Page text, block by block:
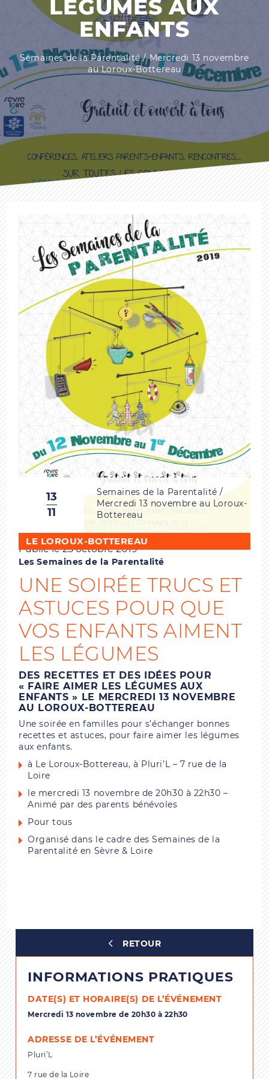
LÉGUMES AUX
ENFANTS
Semaines de la Parentalité / Mercredi 13 novembre
au Loroux-Bottereau
LE LOROUX-BOTTEREAU
13
11
Semaines de la Parentalité /
Mercredi 13 novembre au Loroux-
Bottereau
Publié le 25 octobre 2019
Les Semaines de la Parentalité
UNE SOIRÉE TRUCS ET
ASTUCES POUR QUE
VOS ENFANTS AIMENT
LES LÉGUMES
DES RECETTES ET DES IDÉES POUR
« FAIRE AIMER LES LÉGUMES AUX
ENFANTS » LE MERCREDI 13 NOVEMBRE
AU LOROUX-BOTTEREAU
Une soirée en familles pour s’échanger bonnes
recettes et astuces, pour faire aimer les légumes
aux enfants.
à Le Loroux-Bottereau, à Pluri’L – 7 rue de la
Loire
le mercredi 13 novembre de 20h30 à 22h30 –
Animé par des parents bénévoles
Pour tous
Organisé dans le cadre des Semaines de la
Parentalité en Sèvre & Loire
RETOUR
INFORMATIONS PRATIQUES
DATE(S) ET HORAIRE(S) DE L’ÉVÉNEMENT
Mercredi 13 novembre de 20h30 à 22h30
ADRESSE DE L’ÉVÉNEMENT
Pluri’L
7 rue de la Loire